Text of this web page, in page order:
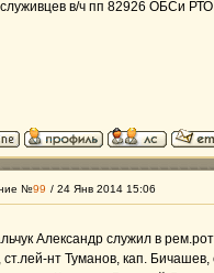
в/ч пп 82926 ОБСи
№99 / 24 Янв 2014 15:06
Александр служил в
ст.лей-нт Туманов, кап.